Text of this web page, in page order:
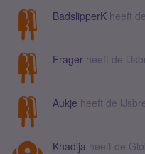
BadslipperK heeft
Frager heeft de
Aukje heeft de
Khadija heeft de